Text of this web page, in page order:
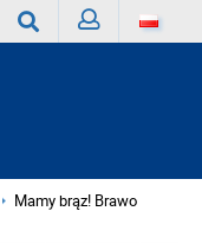
Mamy brąz! Brawo